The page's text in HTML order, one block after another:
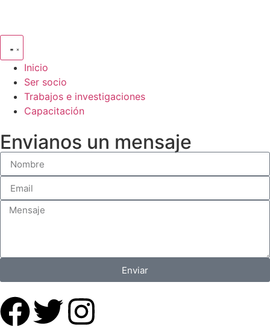
Inicio
Ser socio
Trabajos e investigaciones
Capacitación
Envianos un mensaje
Enviar